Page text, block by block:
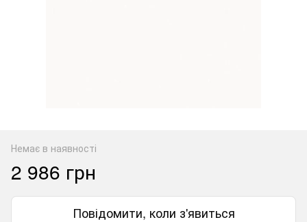
Немає в наявності
2 986 грн
Повідомити, коли з'явиться